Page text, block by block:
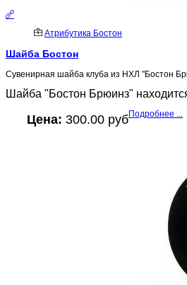
Атрибутика Бостон
Шайба Бостон
Сувенирная шайба клуба из НХЛ "Бостон
Шайба "Бостон Брюинз"
Цена: 300.00 рубПодробнее ...